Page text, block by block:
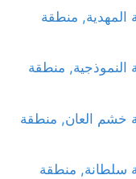
المهدية, منطقة
النموذجية, منطقة
خشم العان, منطقة
سلطانة, منطقة